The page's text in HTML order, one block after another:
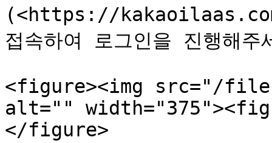
(<https://
접속하여 로그인을 진행해주
<figure><img src="/
alt=""
</figure>